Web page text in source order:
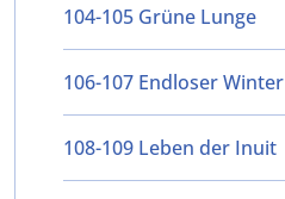
104-105 Grüne Lunge
106-107 Endloser Winter
108-109 Leben der Inuit